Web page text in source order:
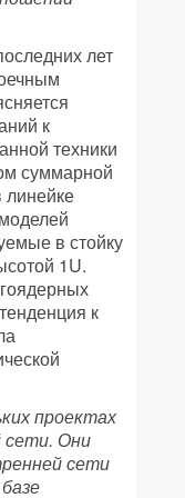
лет
к
техники
суммарной
линейке
в стойку
1U.
к
проектах
сети. Они
сети